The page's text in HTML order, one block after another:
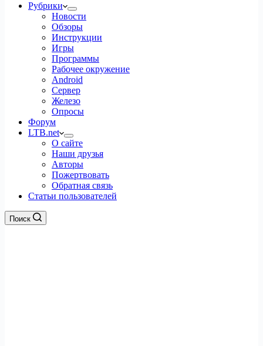
Рубрики
Новости
Обзоры
Инструкции
Игры
Программы
Рабочее окружение
Android
Сервер
Железо
Опросы
Форум
LTB.net
О сайте
Наши друзья
Авторы
Пожертвовать
Обратная связь
Статьи пользователей
Поиск